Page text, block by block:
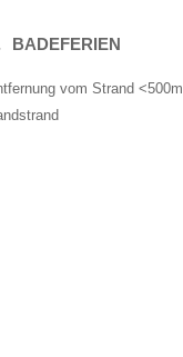
BADEFERIEN
vom Strand <500m